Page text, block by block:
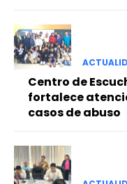
Centro de
fortalece
casos de abuso